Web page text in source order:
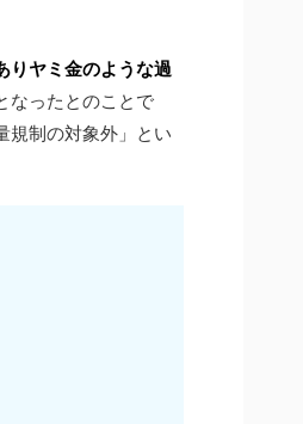
りヤミ金のような過
なったとのことで
規制の対象外」とい